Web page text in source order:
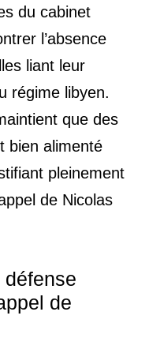
du cabinet
l’absence
liant leur
régime libyen.
que des
bien alimenté
pleinement
de Nicolas
défense
de